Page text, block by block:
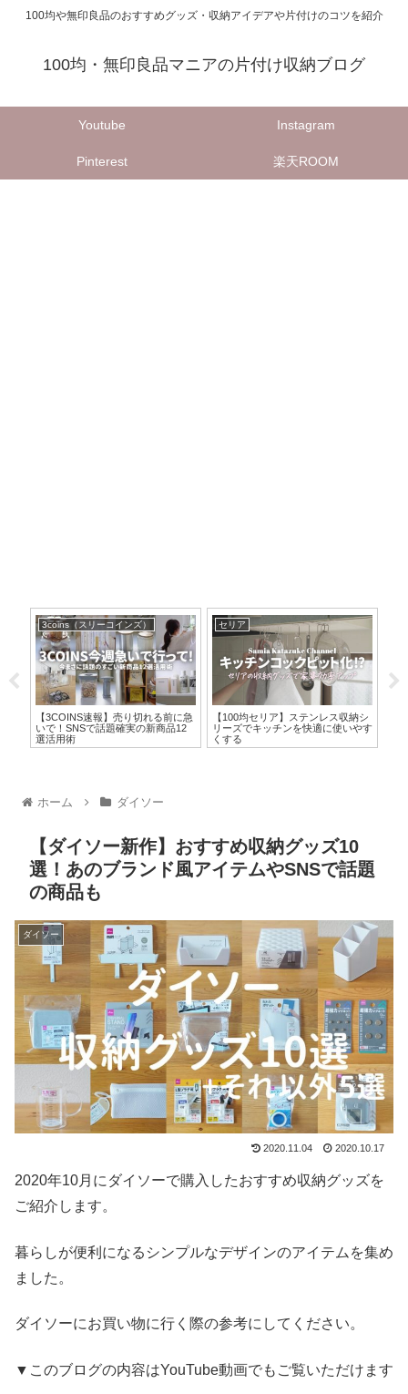
100均や無印良品のおすすめグッズ・収納アイデアや片付けのコツを紹介
100均・無印良品マニアの片付け収納ブログ
Youtube Instagram
Pinterest 楽天ROOM
3coins（スリーコインズ）
【3COINS速報】売り切れる前に急
いで！SNSで話題確実の新商品12
選活用術
セリア
【100均セリア】ステンレス収納シ
リーズでキッチンを快適に使いやす
くする
ホーム ダイソー
【ダイソー新作】おすすめ収納グッズ10
選！あのブランド風アイテムやSNSで話題
の商品も
ダイソー
2020.11.04 2020.10.17
2020年10月にダイソーで購入したおすすめ収納グッズを
ご紹介します。
暮らしが便利になるシンプルなデザインのアイテムを集め
ました。
ダイソーにお買い物に行く際の参考にしてください。
▼このブログの内容はYouTube動画でもご覧いただけます